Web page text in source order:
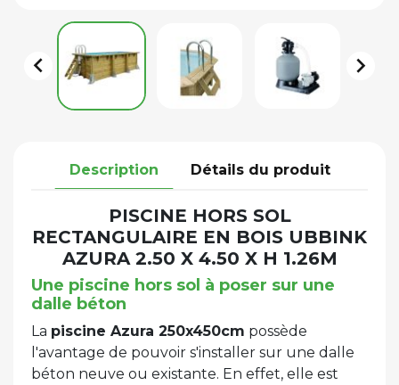
 
Description Détails du produit
PISCINE HORS SOL
RECTANGULAIRE EN BOIS UBBINK
AZURA 2.50 X 4.50 X H 1.26M
Une piscine hors sol à poser sur une
dalle béton
La piscine Azura 250x450cm possède
l'avantage de pouvoir s'installer sur une dalle
béton neuve ou existante. En effet, elle est